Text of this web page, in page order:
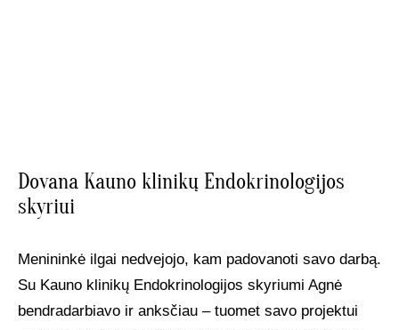
Dovana Kauno klinikų Endokrinologijos
skyriui
Menininkė ilgai nedvejojo, kam padovanoti savo darbą.
Su Kauno klinikų Endokrinologijos skyriumi Agnė
bendradarbiavo ir anksčiau – tuomet savo projektui